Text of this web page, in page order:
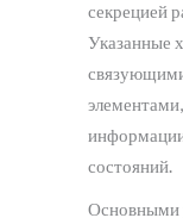
секрецией
Указанные
состояний.
Основными